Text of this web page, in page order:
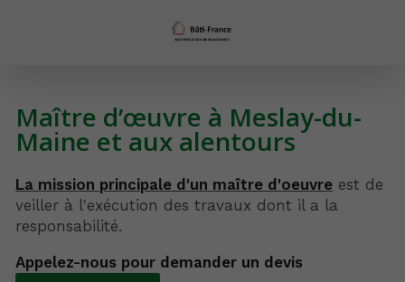
Maître d’œuvre à Meslay-du-
Maine et aux alentours
La mission principale d'un maître d'oeuvre est de
veiller à l'exécution des travaux dont il a la
responsabilité.
Appelez-nous pour demander un devis